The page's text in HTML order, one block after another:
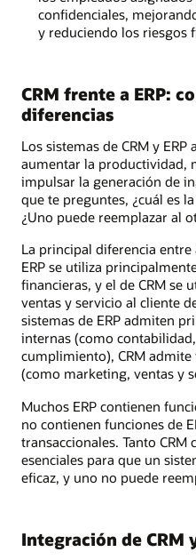
confidenciales,
y reduciendo los riesgos
CRM frente a ERP:
diferencias
Los sistemas de CRM y
aumentar la productividad,
impulsar la generación de
que te preguntes, ¿cuál es
¿Uno puede reemplazar al
La principal diferencia
ERP se utiliza
financieras, y el de CRM se
ventas y servicio al cliente
sistemas de ERP admiten
internas (como
cumplimiento), CRM
(como marketing, ventas y
Muchos ERP contienen
no contienen funciones de
transaccionales. Tanto
esenciales para que un
eficaz, y uno no puede
Integración de CRM